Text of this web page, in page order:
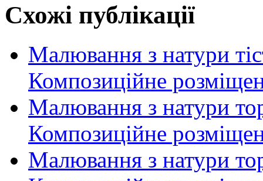
Схожі публікації
Малювання з натури
Композиційне
Малювання з натури
Композиційне
Малювання з натури